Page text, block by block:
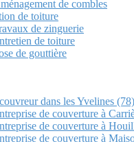
de combles
de toiture
de zinguerie
de toiture
de gouttière
dans les Yvelines (78)
de couverture à
de couverture à
de couverture à